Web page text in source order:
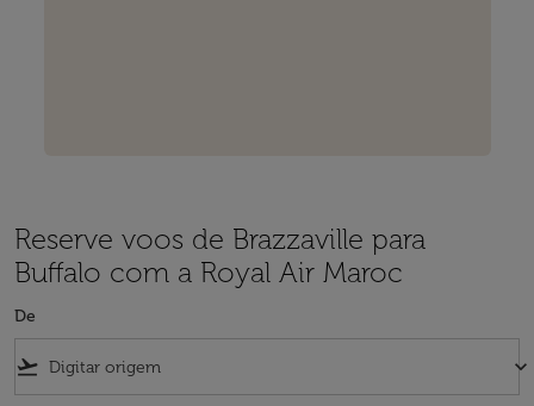
Reserve voos de Brazzaville para
Buffalo com a Royal Air Maroc
De
flight_takeoff keyboard_arrow_down